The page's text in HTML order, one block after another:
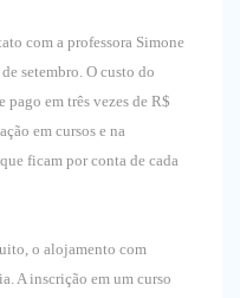
com a professora Simone
setembro. O custo do
pago em três vezes de R$
em cursos e na
ficam por conta de cada
o alojamento com
A inscrição em um curso